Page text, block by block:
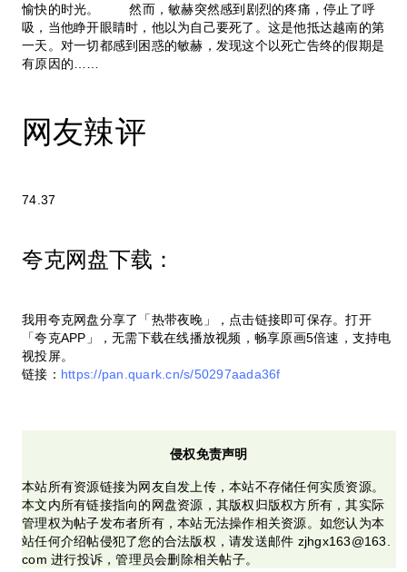
愉快的时光。 然而，敏赫突然感到剧烈的疼痛，停止了呼
吸，当他睁开眼睛时，他以为自己要死了。这是他抵达越南的第
一天。对一切都感到困惑的敏赫，发现这个以死亡告终的假期是
有原因的……
网友辣评
74.37
夸克网盘下载：
我用夸克网盘分享了「热带夜晚」，点击链接即可保存。打开
「夸克APP」，无需下载在线播放视频，畅享原画5倍速，支持电
视投屏。
链接： https://pan.quark.cn/s/50297aada36f
侵权免责声明
本站所有资源链接为网友自发上传，本站不存储任何实质资源。
本文内所有链接指向的网盘资源，其版权归版权方所有，其实际
管理权为帖子发布者所有，本站无法操作相关资源。如您认为本
站任何介绍帖侵犯了您的合法版权，请发送邮件 zjhgx163@163.
com 进行投诉，管理员会删除相关帖子。